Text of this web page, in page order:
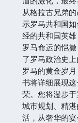
从格拉古兄弟
示罗马共和国
经的共和国英
罗马命运的恺
了罗马政治史
罗马的黄金岁
书将详细展现
荣。您将漫步
城市规划、精
活，从奢华的